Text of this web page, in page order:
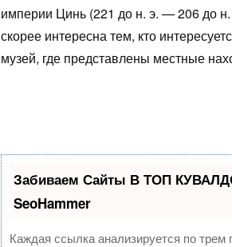
империи Цинь (221 до н. э. — 206 до
скорее интересна тем, кто
музей, где представлены местные
Забиваем Сайты В ТОП
SeoHammer
Каждая ссылка анализируется по трем